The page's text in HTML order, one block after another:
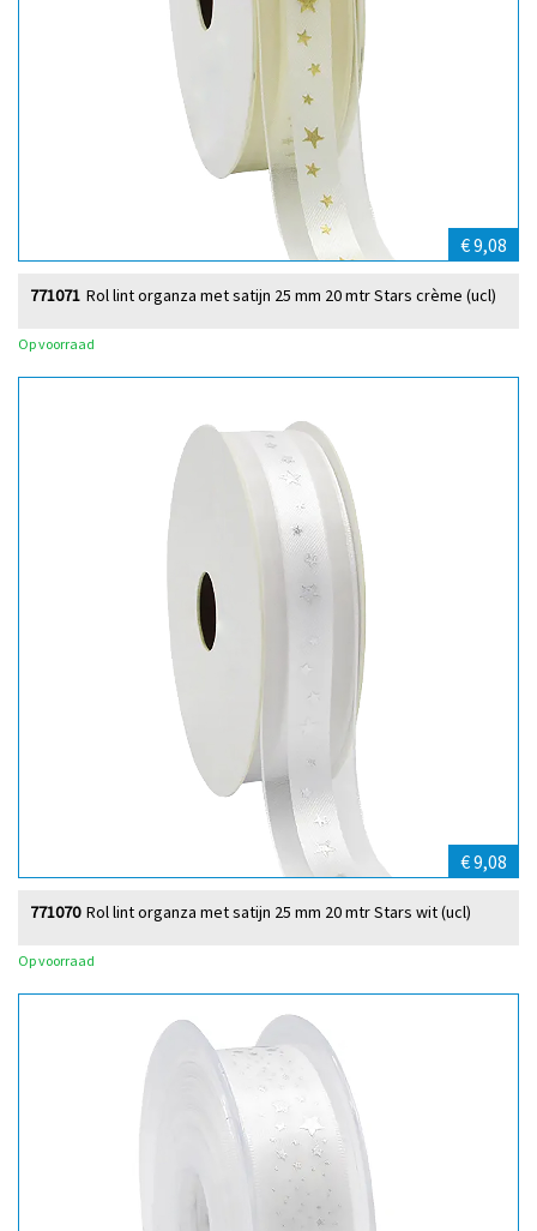
€ 9,08
Rol lint organza met satijn 25 mm 20 mtr Stars crème (ucl)
771071
Op voorraad
€ 9,08
Rol lint organza met satijn 25 mm 20 mtr Stars wit (ucl)
771070
Op voorraad